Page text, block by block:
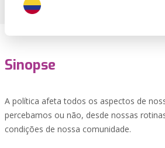
Sinopse
A política afeta todos os aspectos de
percebamos ou não, desde nossas
condições de nossa comunidade.